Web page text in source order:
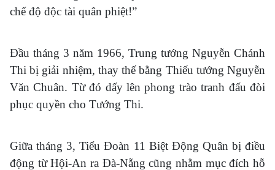
chế độ độc tài quân phiệt!”
Đầu tháng 3 năm 1966, Trung tướng Nguyễn Chánh
Thi bị giải nhiệm, thay thế bằng Thiếu tướng Nguyễn
Văn Chuân. Từ đó dấy lên phong trào tranh đấu đòi
phục quyền cho Tướng Thi.
Giữa tháng 3, Tiểu Đoàn 11 Biệt Động Quân bị điều
động từ Hội-An ra Đà-Nẵng cũng nhằm mục đích hỗ